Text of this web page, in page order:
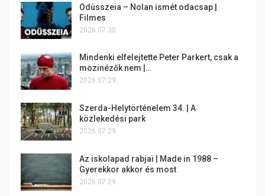
Odüsszeia – Nolan ismét odacsap |
Filmes
2026.07.30.
Mindenki elfelejtette Peter Parkert, csak a
mozinézők nem |…
2026.07.29.
Szerda-Helytörténelem 34. | A
közlekedési park
2026.07.29.
Az iskolapad rabjai | Made in 1988 –
Gyerekkor akkor és most
2026.07.29.